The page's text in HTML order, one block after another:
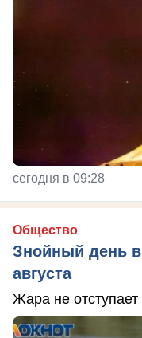
сегодня в 09:28
Общество
Знойный день
августа
Жара не отступает